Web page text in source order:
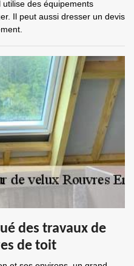
des équipements
Il peut aussi dresser un devis
des travaux de
de toit